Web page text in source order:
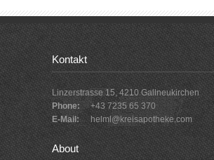
Kontakt
Linzerstrasse 15, 4210 Gallneukirchen
Phone:
+43 7235 65 370
E-Mail:
helml@kreisapotheke.com
About